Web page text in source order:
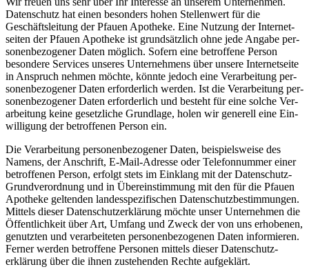
Daten­schutz hat einen beson­ders hohen Stel­len­wert für die
Geschäfts­lei­tung der Pfau­en Apo­the­ke. Eine Nut­zung der Inter­net­
sei­ten der Pfau­en Apo­the­ke ist grund­sätz­lich ohne jede Anga­be per­
so­nen­be­zo­ge­ner Daten mög­lich. Sofern eine betrof­fe­ne Per­son
beson­de­re Ser­vices unse­res Unter­neh­mens über unse­re Inter­net­sei­te
in Anspruch neh­men möch­te, könn­te jedoch eine Ver­ar­bei­tung per­
so­nen­be­zo­ge­ner Daten erfor­der­lich wer­den. Ist die Ver­ar­bei­tung per­
so­nen­be­zo­ge­ner Daten erfor­der­lich und besteht für eine sol­che Ver­
ar­bei­tung kei­ne gesetz­li­che Grund­la­ge, holen wir gene­rell eine Ein­
wil­li­gung der betrof­fe­nen Per­son ein.
Die Ver­ar­bei­tung per­so­nen­be­zo­ge­ner Daten, bei­spiels­wei­se des
Namens, der Anschrift, E-Mail-Adres­se oder Tele­fon­num­mer einer
betrof­fe­nen Per­son, erfolgt stets im Ein­klang mit der Daten­schutz-
Grund­ver­ord­nung und in Über­ein­stim­mung mit den für die Pfau­en
Apo­the­ke gel­ten­den lan­des­spe­zi­fi­schen Daten­schutz­be­stim­mun­gen.
Mit­tels die­ser Datenschutz­erklärung möch­te unser Unter­neh­men die
Öffent­lich­keit über Art, Umfang und Zweck der von uns erho­be­nen,
genutz­ten und ver­ar­bei­te­ten per­so­nen­be­zo­ge­nen Daten infor­mie­ren.
Fer­ner wer­den betrof­fe­ne Per­so­nen mit­tels die­ser Datenschutz­
erklärung über die ihnen zuste­hen­den Rech­te aufgeklärt.